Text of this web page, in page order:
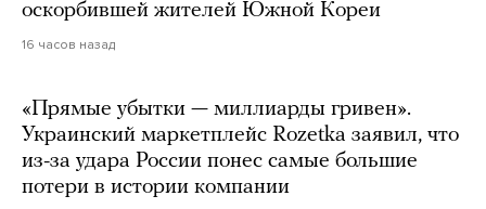
оскорбившей жителей Южной Кореи
16 часов назад
«Прямые убытки — миллиарды гривен».
Украинский маркетплейс Rozetka заявил, что
из-за удара России понес самые большие
потери в истории компании